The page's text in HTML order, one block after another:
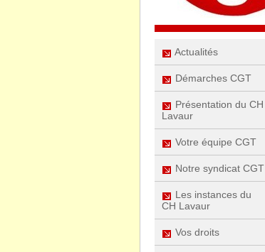
Actualités
Démarches CGT
Présentation du CH
Lavaur
Votre équipe CGT
Notre syndicat CGT
Les instances du
CH Lavaur
Vos droits